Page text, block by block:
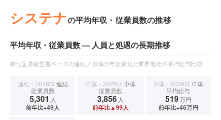
システナの平均年収・従業員数の推移
平均年収・従業員数 — 人員と処遇の長期推移
有価証券報告書ベースの連結／単体の年次変化と業界他社の平均給与比較
連結・2026/3 連結
従業員数
5,301 人
前年比+49人
単体・2026/3 単体
従業員数
3,856 人
前年比▲99人
単体・2026/3 単体
平均給与
519万円
前年比+46万円